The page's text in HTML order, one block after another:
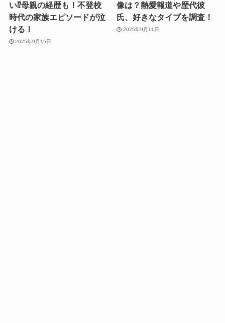
い⁉︎母親の経歴も！不登校
時代の家族エピソードが泣
ける！
2025年9月15日
像は？熱愛報道や歴代彼
氏、好きなタイプを調査！
2025年9月11日